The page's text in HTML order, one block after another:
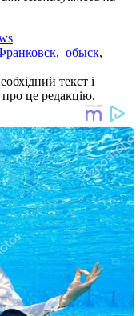
, обыск,
текст і
це редакцію.